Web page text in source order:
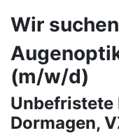
Wir
(m/w/d)
Unbefristete
Dormagen,